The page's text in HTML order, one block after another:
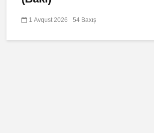
1 Avqust 2026 54 Baxış